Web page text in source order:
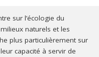
sur l’écologie du
naturels et les
plus particulièrement sur
capacité à servir de